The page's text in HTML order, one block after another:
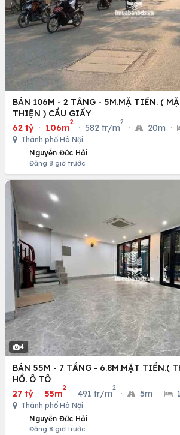
BÁN 106M - 2 TẦNG - 5M.MẶ TIỀN. (
THIỆN ) CẦU GIẤY
62 tỷ · 106m
2
· 582 tr/m
2
· 20m ·
Thành phố Hà Nội
Nguyễn Đức Hải
Đăng 8 giờ trước
4
BÁN 55M - 7 TẦNG - 6.8M.MẶT TIỀN.(
HỒ. Ô TÔ
27 tỷ · 55m
2
· 491 tr/m
2
· 5m · 1
Thành phố Hà Nội
Nguyễn Đức Hải
Đăng 8 giờ trước